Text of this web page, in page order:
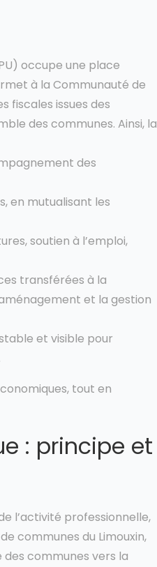
occupe une place
à la Communauté de
fiscales issues des
des communes. Ainsi, la
des
en mutualisant les
soutien à l’emploi,
transférées à la
et la gestion
et visible pour
tout en
: principe et
l’activité professionnelle,
communes du Limouxin,
communes vers la